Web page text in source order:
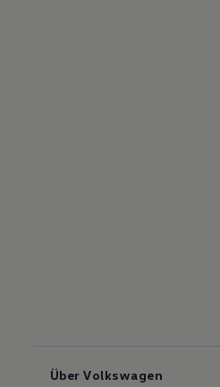
Über Volkswagen